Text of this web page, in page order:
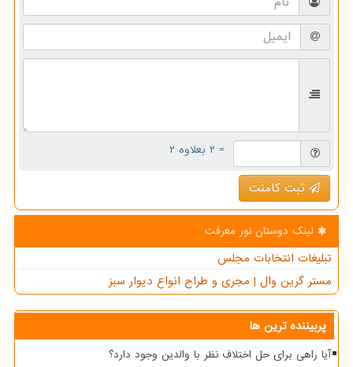
= ۲ بعلاوه ۲
ثبت کامنت
لینک دوستان نور معرفت
تبلیغات انتخابات مجلس
مستر گرین وال | مجری و طراح انواع دیوار سبز
پربیننده ترین ها
آیا راهی برای حل اختلاف نظر با والدین وجود دارد؟